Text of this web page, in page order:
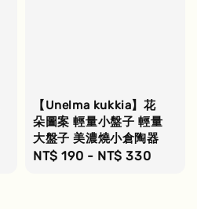
【Unelma kukkia】花
朵圖案 輕量小盤子 輕量
大盤子 美濃燒小倉陶器
Regular
NT$ 190 - NT$ 330